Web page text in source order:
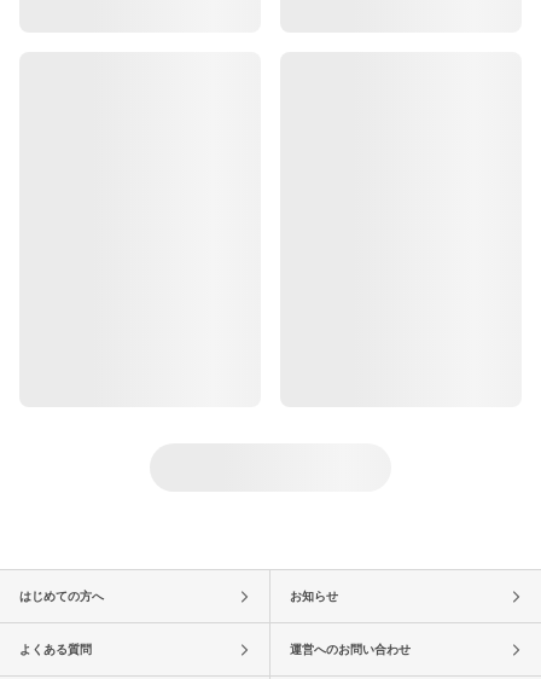
はじめての方へ お知らせ
よくある質問 運営へのお問い合わせ